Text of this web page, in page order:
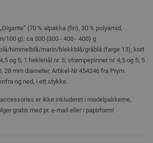
(70 % alpakka (fin), 30 % polyamid,
100 g): ca 300 (300 - 400 - 400) g
himmelblå/marin/blekkblå/gråblå (farge 13); kort
og 5; 1 heklenål nr. 5; strømpepinner nr. 4,5 og 5; 5
28 mm diameter, Artikel-Nr 454246 fra Prym.
og ned, i ett stykke.
er ikke inkluderet i modelpakkerne,
gratis med pr. e-mail eller i papirform!